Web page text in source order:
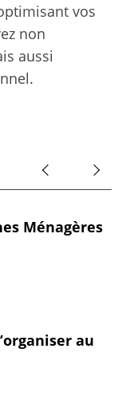
vos
non
aussi
Ménagères
au